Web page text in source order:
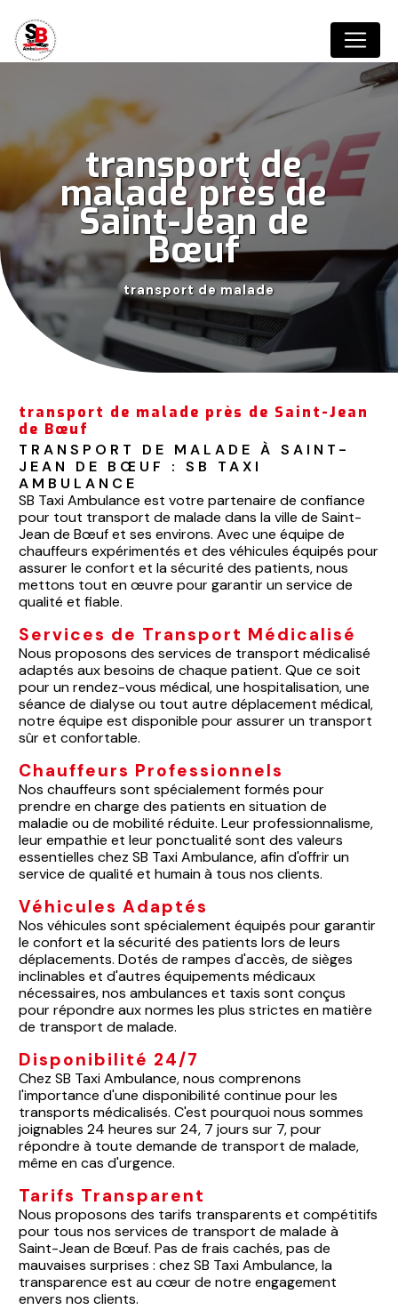
transport de
malade près de
Saint-Jean de
Bœuf
transport de malade
transport de malade près de Saint-Jean
de Bœuf
TRANSPORT DE MALADE À SAINT-
JEAN DE BŒUF : SB TAXI
AMBULANCE
SB Taxi Ambulance est votre partenaire de confiance
pour tout transport de malade dans la ville de Saint-
Jean de Bœuf et ses environs. Avec une équipe de
chauffeurs expérimentés et des véhicules équipés pour
assurer le confort et la sécurité des patients, nous
mettons tout en œuvre pour garantir un service de
qualité et fiable.
Services de Transport Médicalisé
Nous proposons des services de transport médicalisé
adaptés aux besoins de chaque patient. Que ce soit
pour un rendez-vous médical, une hospitalisation, une
séance de dialyse ou tout autre déplacement médical,
notre équipe est disponible pour assurer un transport
sûr et confortable.
Chauffeurs Professionnels
Nos chauffeurs sont spécialement formés pour
prendre en charge des patients en situation de
maladie ou de mobilité réduite. Leur professionnalisme,
leur empathie et leur ponctualité sont des valeurs
essentielles chez SB Taxi Ambulance, afin d'offrir un
service de qualité et humain à tous nos clients.
Véhicules Adaptés
Nos véhicules sont spécialement équipés pour garantir
le confort et la sécurité des patients lors de leurs
déplacements. Dotés de rampes d'accès, de sièges
inclinables et d'autres équipements médicaux
nécessaires, nos ambulances et taxis sont conçus
pour répondre aux normes les plus strictes en matière
de transport de malade.
Disponibilité 24/7
Chez SB Taxi Ambulance, nous comprenons
l'importance d'une disponibilité continue pour les
transports médicalisés. C'est pourquoi nous sommes
joignables 24 heures sur 24, 7 jours sur 7, pour
répondre à toute demande de transport de malade,
même en cas d'urgence.
Tarifs Transparent
Nous proposons des tarifs transparents et compétitifs
pour tous nos services de transport de malade à
Saint-Jean de Bœuf. Pas de frais cachés, pas de
mauvaises surprises : chez SB Taxi Ambulance, la
transparence est au cœur de notre engagement
envers nos clients.